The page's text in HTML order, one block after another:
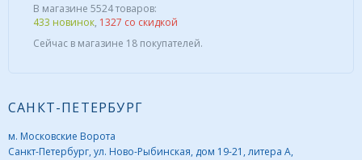
В магазине 5524 товаров:
433 новинок, 1327 со скидкой
Сейчас в магазине 18 покупателей.
САНКТ-ПЕТЕРБУРГ
м. Московские Ворота
Санкт-Петербург, ул. Ново-Рыбинская, дом 19-21, литера А,